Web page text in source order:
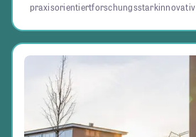
praxisorientiertforschungsstarkinnovativ